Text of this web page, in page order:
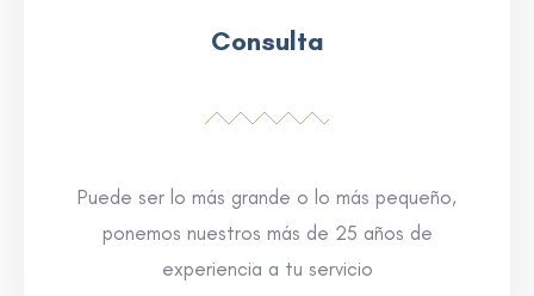
Consulta
Puede ser lo más grande o lo más pequeño,
ponemos nuestros más de 25 años de
experiencia a tu servicio